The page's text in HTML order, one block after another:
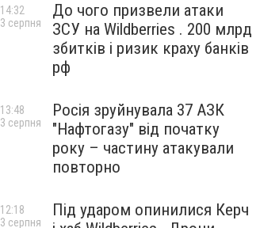
До чого призвели атаки
ЗСУ на Wildberries . 200 млрд
збитків і ризик краху банків
рф
14:32
3 серпня
Росія зруйнувала 37 АЗК
"Нафтогазу" від початку
року – частину атакували
повторно
13:48
3 серпня
Під ударом опинилися Керч
12:18
3 серпня